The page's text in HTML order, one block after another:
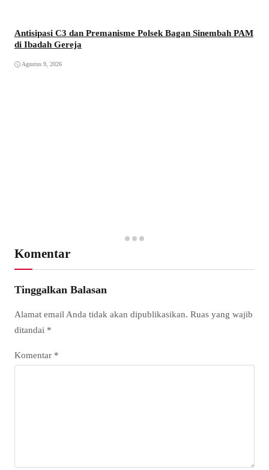
Antisipasi C3 dan Premanisme Polsek Bagan Sinembah PAM
di Ibadah Gereja
Agustus 9, 2026
Komentar
Tinggalkan Balasan
Alamat email Anda tidak akan dipublikasikan. Ruas yang wajib
ditandai *
Komentar *